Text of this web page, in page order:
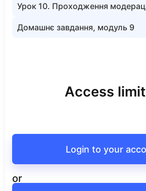
Урок 10. Проходження
Домашнє завдання, модуль 9
Access
Login to your
or